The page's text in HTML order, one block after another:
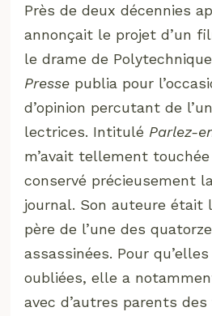
Près de deux décennies
annonçait le projet d’un
le drame de
Presse publia pour
d’opinion percutant de
lectrices. Intitulé Parlez-
m’avait tellement touchée
conservé précieusement
journal. Son auteure était
père de l’une des
assassinées. Pour
oubliées, elle a
avec d’autres parents